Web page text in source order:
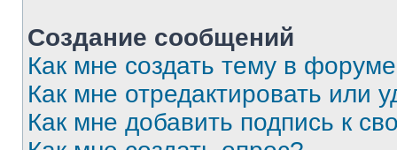
Создание сообщений
Как мне создать тему в
Как мне отредактировать или
Как мне добавить подпись к